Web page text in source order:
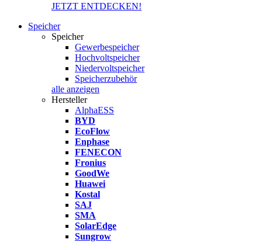
JETZT ENTDECKEN!
Speicher
Speicher
Gewerbespeicher
Hochvoltspeicher
Niedervoltspeicher
Speicherzubehör
alle anzeigen
Hersteller
AlphaESS
BYD
EcoFlow
Enphase
FENECON
Fronius
GoodWe
Huawei
Kostal
SAJ
SMA
SolarEdge
Sungrow